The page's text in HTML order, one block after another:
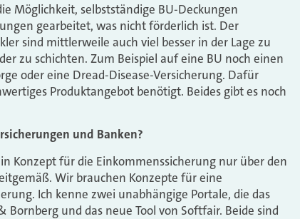
Möglichkeit, selbstständige BU-Deckungen
gearbeitet, was nicht förderlich ist. Der
sind mittlerweile auch viel besser in der Lage zu
zu schichten. Zum Beispiel auf eine BU noch einen
oder eine Dread-Disease-Versicherung. Dafür
Produktangebot benötigt. Beides gibt es noch
und Banken?
Konzept für die Einkommenssicherung nur über den
Wir brauchen Konzepte für eine
Ich kenne zwei unabhängige Portale, die das
und das neue Tool von Softfair. Beide sind